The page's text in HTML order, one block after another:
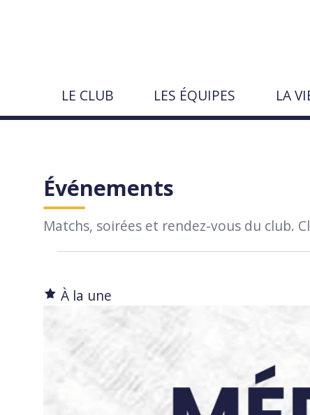
LE CLUB LES ÉQUIPES LA
Événements
Matchs, soirées et rendez-vous du club.
date.À la une